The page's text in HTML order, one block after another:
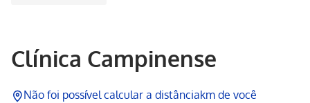
Clínica Campinense
Não foi possível calcular a distânciakm de você